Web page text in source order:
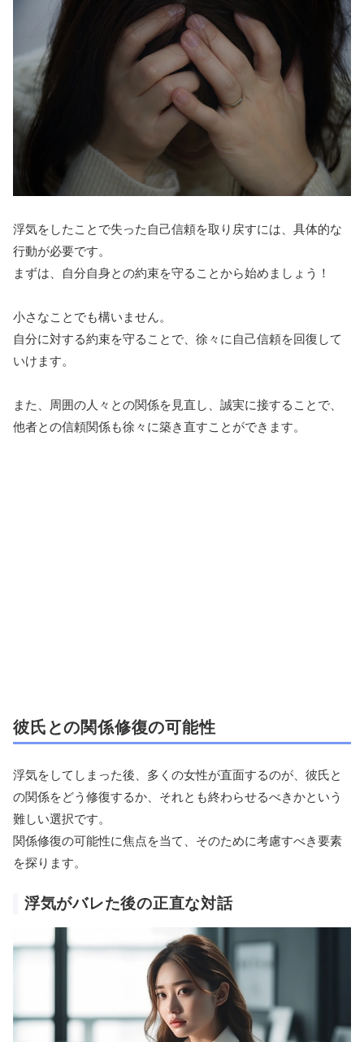
浮気をしたことで失った自己信頼を取り戻すには、具体的な
行動が必要です。
まずは、自分自身との約束を守ることから始めましょう！
小さなことでも構いません。
自分に対する約束を守ることで、徐々に自己信頼を回復して
いけます。
また、周囲の人々との関係を見直し、誠実に接することで、
他者との信頼関係も徐々に築き直すことができます。
彼氏との関係修復の可能性
浮気をしてしまった後、多くの女性が直面するのが、彼氏と
の関係をどう修復するか、それとも終わらせるべきかという
難しい選択です。
関係修復の可能性に焦点を当て、そのために考慮すべき要素
を探ります。
浮気がバレた後の正直な対話